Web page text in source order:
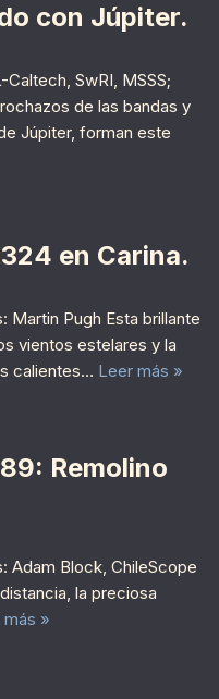
con Júpiter.
SwRI, MSSS;
de las bandas y
Júpiter, forman este
en Carina.
Martin Pugh Esta brillante
vientos estelares y la
calientes… Leer más »
Remolino
Adam Block, ChileScope
la preciosa
»